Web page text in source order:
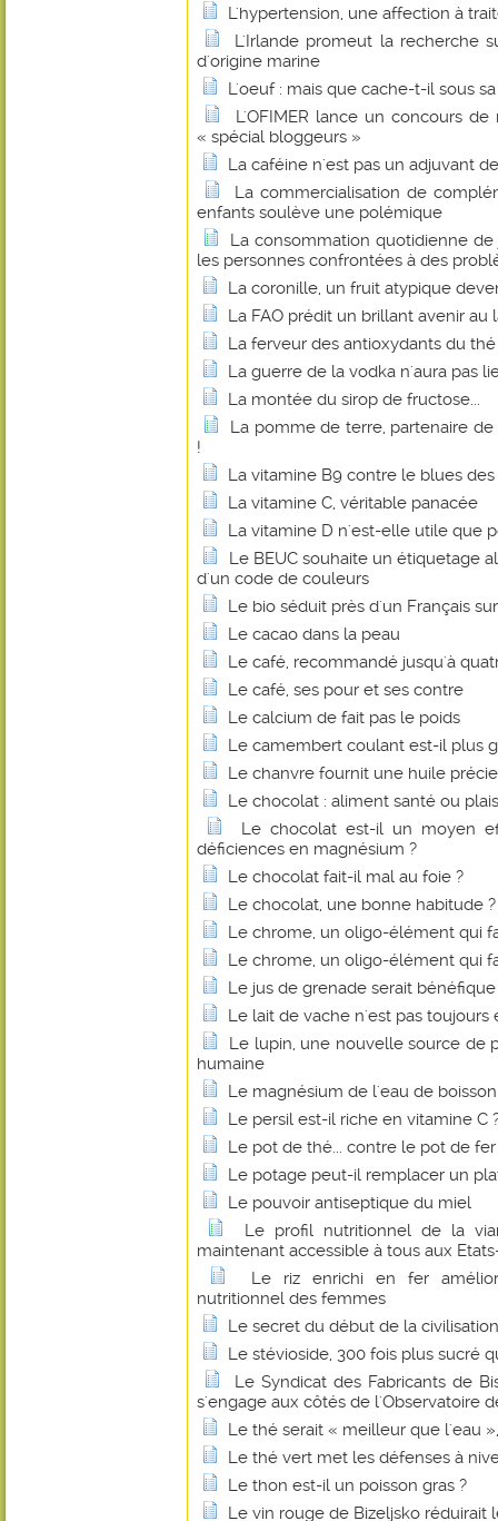
L'hypertension, une affection à
L'Irlande promeut la recherche
d'origine marine
L'oeuf : mais que cache-t-il sous
L'OFIMER lance un concours
« spécial bloggeurs »
La caféine n'est pas un adjuvant
La commercialisation de
enfants soulève une polémique
La consommation quotidienne
les personnes confrontées à des
La coronille, un fruit atypique
La FAO prédit un brillant avenir au
La ferveur des antioxydants du thé
La guerre de la vodka n'aura pas
La montée du sirop de fructose...
La pomme de terre, partenaire
!
La vitamine B9 contre le blues
La vitamine C, véritable panacée
La vitamine D n'est-elle utile que
Le BEUC souhaite un étiquetage
d'un code de couleurs
Le bio séduit près d'un Français
Le cacao dans la peau
Le café, recommandé jusqu'à
Le café, ses pour et ses contre
Le calcium de fait pas le poids
Le camembert coulant est-il plus
Le chanvre fournit une huile
Le chocolat : aliment santé ou
Le chocolat est-il un moyen
déficiences en magnésium ?
Le chocolat fait-il mal au foie ?
Le chocolat, une bonne habitude ?
Le chrome, un oligo-élément qui
Le chrome, un oligo-élément qui
Le jus de grenade serait
Le lait de vache n'est pas toujours
Le lupin, une nouvelle source de
humaine
Le magnésium de l'eau de
Le persil est-il riche en vitamine C
Le pot de thé... contre le pot de fer
Le potage peut-il remplacer un
Le pouvoir antiseptique du miel
Le profil nutritionnel de la
maintenant accessible à tous aux
Le riz enrichi en fer
nutritionnel des femmes
Le secret du début de la
Le stévioside, 300 fois plus sucré
Le Syndicat des Fabricants de
s'engage aux côtés de l'Observatoire
Le thé serait « meilleur que l'eau
Le thé vert met les défenses à
Le thon est-il un poisson gras ?
Le vin rouge de Bizeljsko réduirait